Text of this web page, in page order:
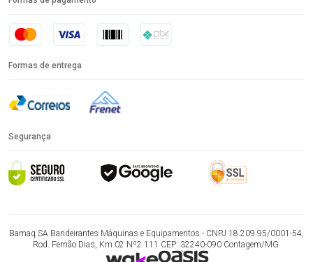
Formas de entrega
Segurança
Bamaq SA Bandeirantes Máquinas e Equipamentos - CNPJ 18.209.95/0001-54,
Rod. Fernão Dias, Km 02 Nº2.111 CEP: 32240-090 Contagem/MG